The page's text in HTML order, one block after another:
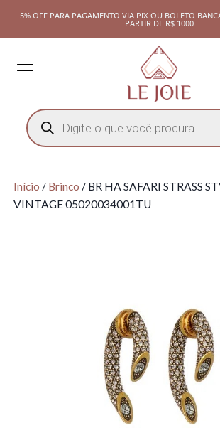
5% OFF PARA PAGAMENTO VIA PIX OU BOLETO
PARTIR DE R$ 1000
Início / Brinco / BR HA SAFARI STRASS
VINTAGE 05020034001TU